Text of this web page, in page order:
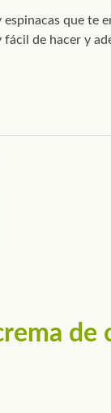
espinacas que te
de hacer y
de